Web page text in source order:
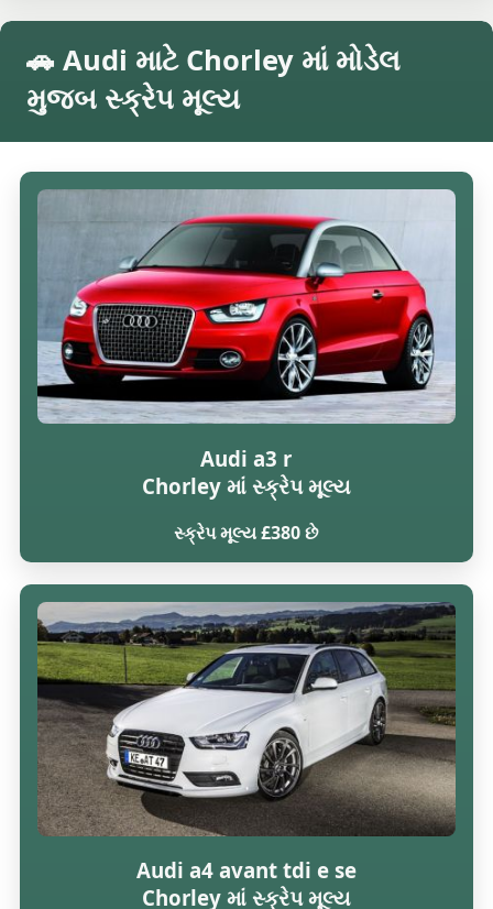
🚗 Audi માટે Chorley માં મોડેલ
મુજબ સ્ક્રેપ મૂલ્ય
Audi a3 r
Chorley માં સ્ક્રેપ મૂલ્ય
સ્ક્રેપ મૂલ્ય £380 છે
Audi a4 avant tdi e se
Chorley માં સ્ક્રેપ મૂલ્ય